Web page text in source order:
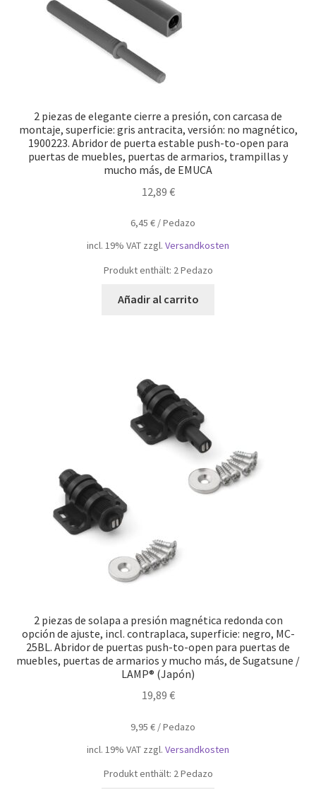
2 piezas de elegante cierre a presión, con carcasa de
montaje, superficie: gris antracita, versión: no magnético,
1900223. Abridor de puerta estable push-to-open para
puertas de muebles, puertas de armarios, trampillas y
mucho más, de EMUCA
12,89 €
6,45€ /Pedazo
incl. 19% VAT zzgl. Versandkosten
Produkt enthält: 2 Pedazo
Añadir al carrito
2 piezas de solapa a presión magnética redonda con
opción de ajuste, incl. contraplaca, superficie: negro, MC-
25BL. Abridor de puertas push-to-open para puertas de
muebles, puertas de armarios y mucho más, de Sugatsune /
LAMP® (Japón)
19,89 €
9,95€ /Pedazo
incl. 19% VAT zzgl. Versandkosten
Produkt enthält: 2Pedazo